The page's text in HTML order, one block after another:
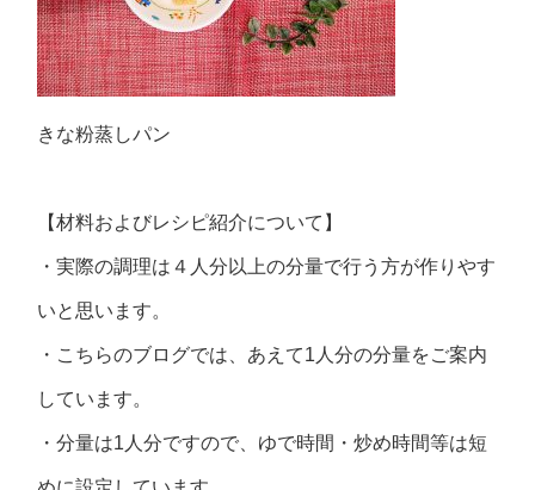
きな粉蒸しパン
【材料およびレシピ紹介について】
・実際の調理は４人分以上の分量で行う方が作りやす
いと思います。
・こちらのブログでは、あえて1人分の分量をご案内
しています。
・分量は1人分ですので、ゆで時間・炒め時間等は短